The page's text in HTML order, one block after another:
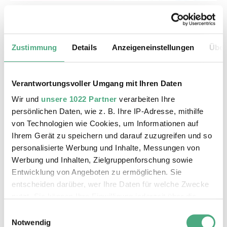
Zustimmung Details Anzeigeneinstellungen
Verantwortungsvoller Umgang mit Ihren Daten
Wir und unsere 1022 Partner verarbeiten Ihre
persönlichen Daten, wie z. B. Ihre IP-Adresse, mithilfe
von Technologien wie Cookies, um Informationen auf
Ihrem Gerät zu speichern und darauf zuzugreifen und so
personalisierte Werbung und Inhalte, Messungen von
Werbung und Inhalten, Zielgruppenforschung sowie
Entwicklung von Angeboten zu ermöglichen. Sie
entscheiden darüber, wer Ihre Daten für welche Zwecke
Trigger Symbol ändern oder widerrufen
Notwendig
ÖFFENTLICHE FÜHRUNG
Der Erzschrägaufzug der Völklinger Hütte mit
Copyright: Weltkulturerbe Völklinger Hütte | Karl
©
Das Weltkulturerbe Völklinger Hütte